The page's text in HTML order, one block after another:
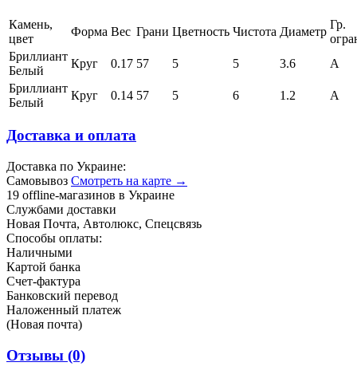
Камень,
цвет
Форма Вес Грани Цветность Чистота Диаметр
Гр.
Бриллиант
Белый
Круг 0.17 57 5 5 3.6
А
Бриллиант
Белый
Круг 0.14 57 5 6 1.2 А
Доставка и оплата
Доставка по Украине:
Самовывоз Смотреть на карте →
19 offline-магазинов в Украине
Службами доставки
Новая Почта, Автолюкс, Спецсвязь
Способы оплаты:
Наличными
Картой банка
Счет-фактура
Банковский перевод
Наложенный платеж
(Новая почта)
Отзывы (0)